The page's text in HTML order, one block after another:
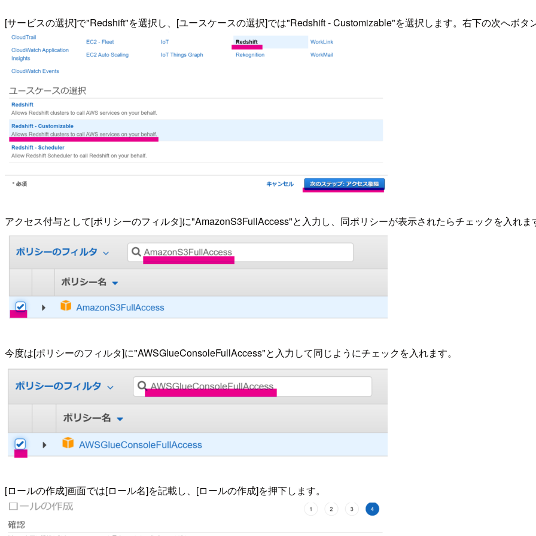
[サービスの選択]で"Redshift"を選択し、[ユースケースの選択]では"Redshift - Customizable"を選択します。右下の次へボタ
アクセス付与として[ポリシーのフィルタ]に"AmazonS3FullAccess"と入力し、同ポリシーが表示されたらチェックを入れま
今度は[ポリシーのフィルタ]に"AWSGlueConsoleFullAccess"と入力して同じようにチェックを入れます。
[ロールの作成]画面では[ロール名]を記載し、[ロールの作成]を押下します。